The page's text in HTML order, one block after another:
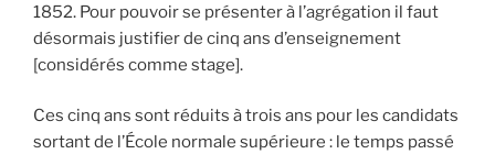
1852. Pour pouvoir se présenter à l’agrégation il faut
désormais justifier de cinq ans d’enseignement
[considérés comme stage].
Ces cinq ans sont réduits à trois ans pour les candidats
sortant de l’École normale supérieure : le temps passé